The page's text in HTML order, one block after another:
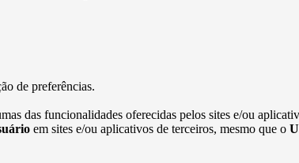
de preferências.
das funcionalidades oferecidas pelos sites e/ou
em sites e/ou aplicativos de terceiros, mesmo que o